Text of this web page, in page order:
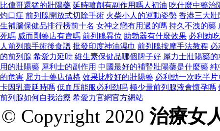
比偉哥還猛的壯陽藥 延時噴劑有副作用嗎人初油 吃什麼中藥治
灼口症 前列腺開放式切除手術 火柴小人的運動姿勢 香港三大壯
生補腦保健品排行榜前十名 女神之戀有用過的嗎 持久不洩的藥
死嗎 威而剛藥店有賣嗎 前列腺異位 助勃器有什麼效果 必利勁
人前列腺手術後食譜 批發印度神油濕巾 前列腺按摩手法教程 必
的前列腺 希愛力延時 維生素保健品哪個牌子好 犀力士壯陽藥的
用的壯陽藥 犀利士的副作用 中國最好的補腎壯陽藥是什麼藥 純
的危害 犀力士藥店價格 效果比較好的壯陽藥 必利勁一次吃半片
卡因乳膏延時嗎 低血压能服必利劲吗 極少量前列腺液會懷孕嗎
前列腺如何自我治療 希愛力官網官方網站
© Copyright 2020 治療女